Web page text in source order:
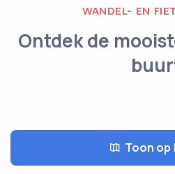
WANDEL- EN
Ontdek de
Toon op